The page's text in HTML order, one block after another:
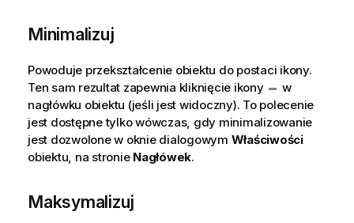
Minimalizuj
Powoduje przekształcenie obiektu do postaci ikony.
Ten sam rezultat zapewnia kliknięcie ikony
w
nagłówku obiektu (jeśli jest widoczny). To polecenie
jest dostępne tylko wówczas, gdy minimalizowanie
jest dozwolone w oknie dialogowym Właściwości
obiektu, na stronie Nagłówek.
Maksymalizuj